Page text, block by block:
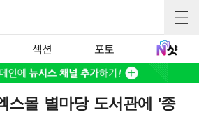
섹션 포토
스몰 별마당 도서관에 '종